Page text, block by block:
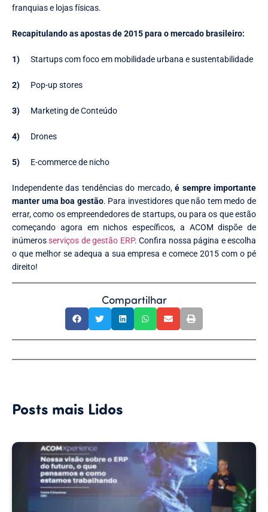
franquias e lojas físicas.
Recapitulando as apostas de 2015 para o mercado brasileiro:
1) Startups com foco em mobilidade urbana e sustentabilidade
2) Pop-up stores
3) Marketing de Conteúdo
4) Drones
5) E-commerce de nicho
Independente das tendências do mercado,é sempre importante
manter uma boa gestão. Para investidores que não tem medo de
errar, como os empreendedores de startups, ou para os que estão
começando agora em nichos específicos, a ACOM dispõe de
inúmerosserviços de gestão ERP. Confira nossa página e escolha
o que melhor se adequa a sua empresa e comece 2015 com o pé
direito!
Compartilhar
Posts mais Lidos